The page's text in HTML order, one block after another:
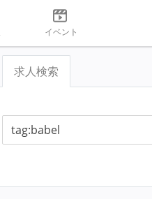
イベント
求人検索